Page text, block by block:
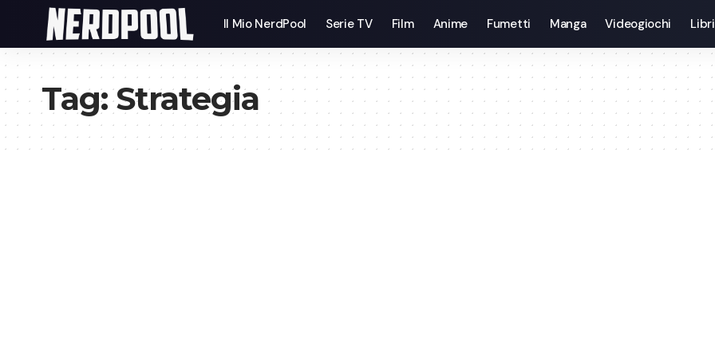
Il Mio NerdPool Serie TV Film Anime Fumetti Manga Videogiochi Libri
Tag:Strategia